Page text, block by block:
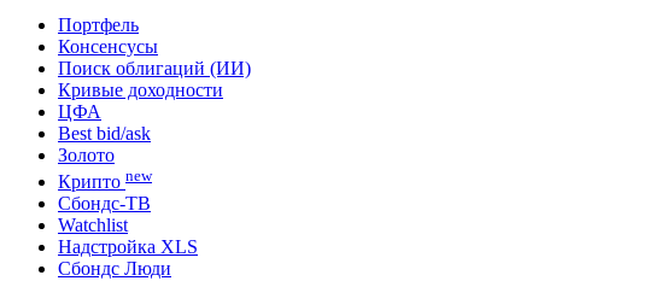
Портфель
Консенсусы
Поиск облигаций (ИИ)
Кривые доходности
ЦФА
Best bid/ask
Золото
Крипто new
Сбондс-ТВ
Watchlist
Надстройка XLS
Сбондс Люди